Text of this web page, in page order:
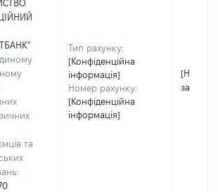
та
Тип рахунку:
[Конфіденційна
інформація]
Номер рахунку:
[Конфіденційна
інформація]
[Не